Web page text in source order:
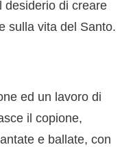
desiderio di creare
sulla vita del Santo.
ed un lavoro di
il copione,
e ballate, con